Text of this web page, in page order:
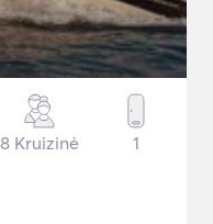
8 Kruizinė 1